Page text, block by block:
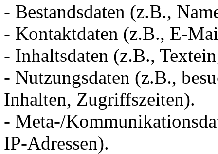
- Bestandsdaten (z.B.,
- Kontaktdaten (z.B., E-
- Inhaltsdaten (z.B.,
- Nutzungsdaten (z.B.,
Inhalten, Zugriffszeiten).
- Meta-/
IP-Adressen).